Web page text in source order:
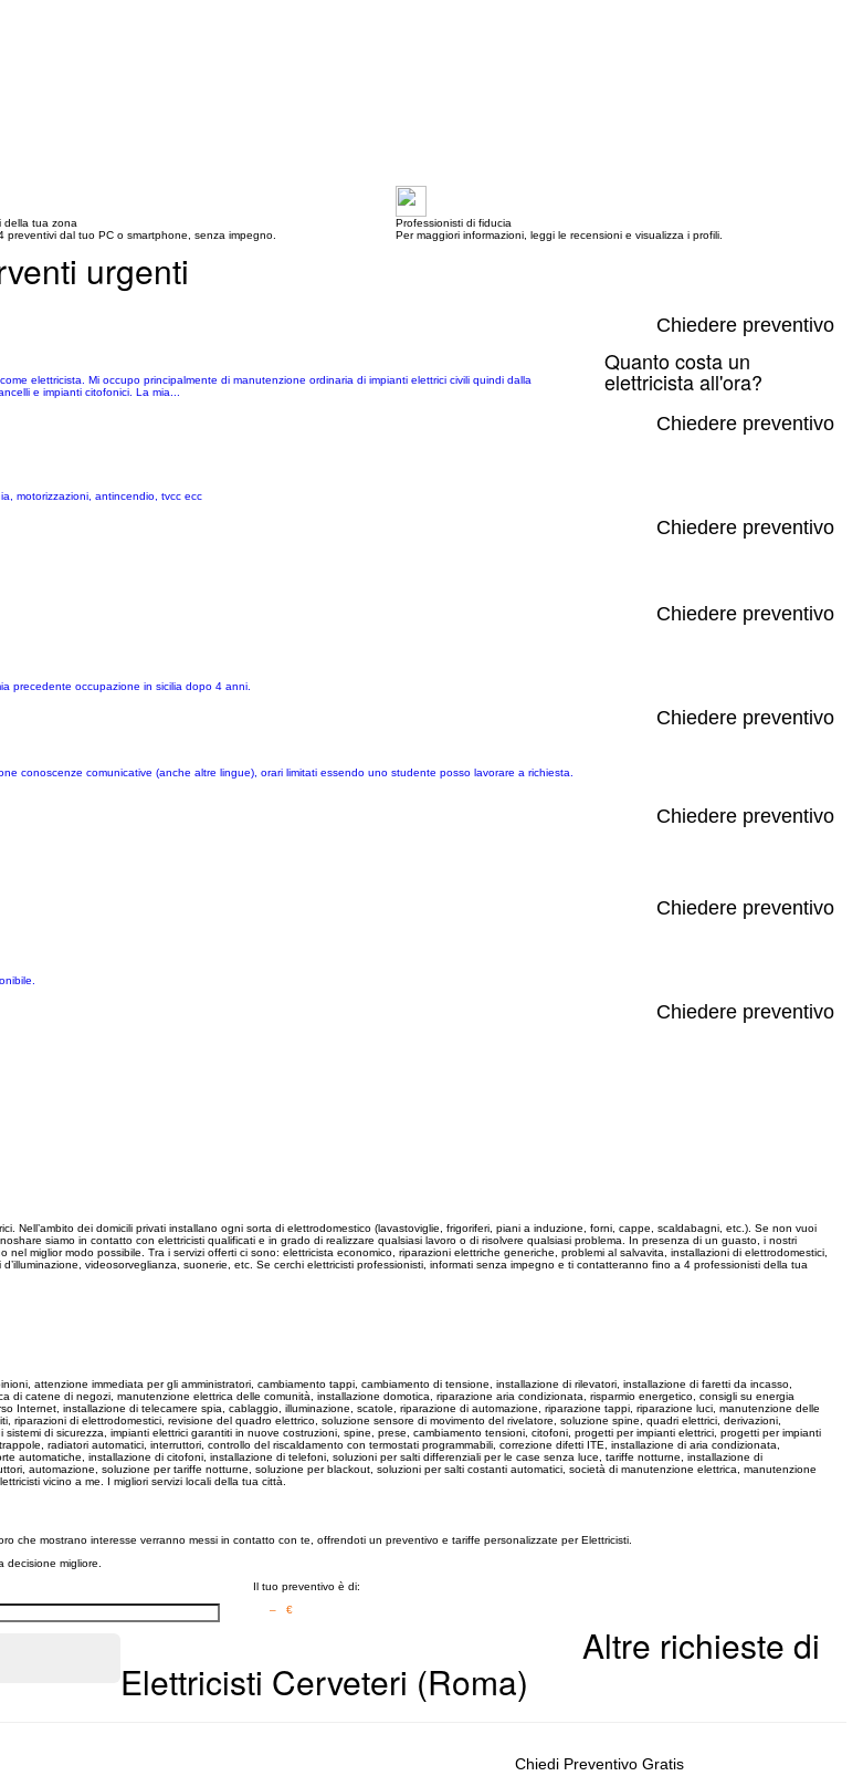
della tua zona
preventivi dal tuo PC o smartphone, senza impegno.
Professionisti di fiducia
Per maggiori informazioni, leggi le recensioni e visualizza i profili.
urgenti
elettricista. Mi occupo principalmente di manutenzione ordinaria di impianti elettrici civili quindi dalla
e impianti citofonici. La mia...
Chiedere preventivo
motorizzazioni, antincendio, tvcc ecc
Chiedere preventivo
Chiedere preventivo
precedente occupazione in sicilia dopo 4 anni.
Chiedere preventivo
conoscenze comunicative (anche altre lingue), orari limitati essendo uno studente posso lavorare a richiesta.
Chiedere preventivo
Chiedere preventivo
Chiedere preventivo
Chiedere preventivo
Quanto costa un
elettricista all'ora?
Nell’ambito dei domicili privati installano ogni sorta di elettrodomestico (lavastoviglie, frigoriferi, piani a induzione, forni, cappe, scaldabagni, etc.). Se non vuoi
siamo in contatto con elettricisti qualificati e in grado di realizzare qualsiasi lavoro o di risolvere qualsiasi problema. In presenza di un guasto, i nostri
miglior modo possibile. Tra i servizi offerti ci sono: elettricista economico, riparazioni elettriche generiche, problemi al salvavita, installazioni di elettrodomestici,
videosorveglianza, suonerie, etc. Se cerchi elettricisti professionisti, informati senza impegno e ti contatteranno fino a 4 professionisti della tua
attenzione immediata per gli amministratori, cambiamento tappi, cambiamento di tensione, installazione di rilevatori, installazione di faretti da incasso,
catene di negozi, manutenzione elettrica delle comunità, installazione domotica, riparazione aria condizionata, risparmio energetico, consigli su energia
Internet, installazione di telecamere spia, cablaggio, illuminazione, scatole, riparazione di automazione, riparazione tappi, riparazione luci, manutenzione delle
di elettrodomestici, revisione del quadro elettrico, soluzione sensore di movimento del rivelatore, soluzione spine, quadri elettrici, derivazioni,
di sicurezza, impianti elettrici garantiti in nuove costruzioni, spine, prese, cambiamento tensioni, citofoni, progetti per impianti elettrici, progetti per impianti
radiatori automatici, interruttori, controllo del riscaldamento con termostati programmabili, correzione difetti ITE, installazione di aria condizionata,
automatiche, installazione di citofoni, installazione di telefoni, soluzioni per salti differenziali per le case senza luce, tariffe notturne, installazione di
automazione, soluzione per tariffe notturne, soluzione per blackout, soluzioni per salti costanti automatici, società di manutenzione elettrica, manutenzione
vicino a me. I migliori servizi locali della tua città.
che mostrano interesse verranno messi in contatto con te, offrendoti un preventivo e tariffe personalizzate per Elettricisti.
migliore.
Il tuo preventivo è di:
– €
Altre richieste di
Elettricisti Cerveteri (Roma)
Chiedi Preventivo Gratis